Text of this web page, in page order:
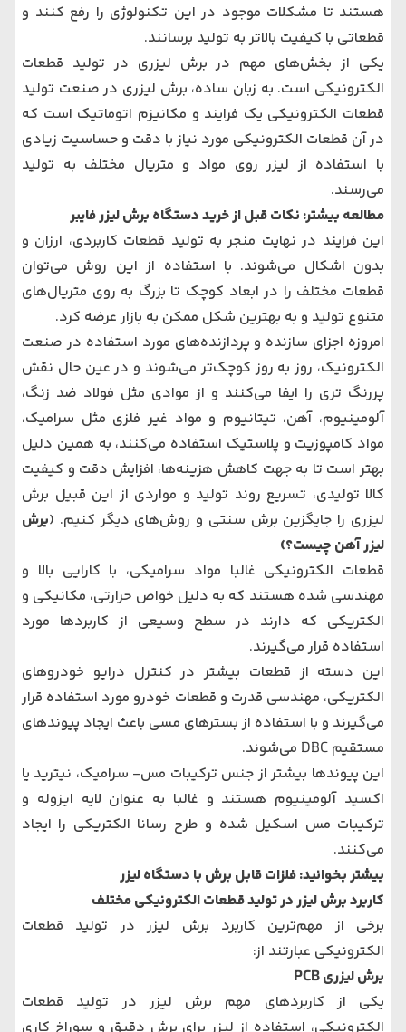
هستند تا مشکلات موجود در این تکنولوژی را رفع کنند و
قطعاتی با کیفیت بالاتر به تولید برسانند.
یکی از بخش‌های مهم در برش لیزری در تولید قطعات
الکترونیکی است. به زبان ساده، برش لیزری در صنعت تولید
قطعات الکترونیکی یک فرایند و مکانیزم اتوماتیک است که
در آن قطعات الکترونیکی مورد نیاز با دقت و حساسیت زیادی
با استفاده از لیزر روی مواد و متریال مختلف به تولید
می‌رسند.
مطالعه بیشتر: نکات قبل از خرید دستگاه برش لیزر فایبر
این فرایند در نهایت منجر به تولید قطعات کاربردی، ارزان و
بدون اشکال می‌شوند. با استفاده از این روش می‌توان
قطعات مختلف را در ابعاد کوچک تا بزرگ به روی متریال‌های
متنوع تولید و به بهترین شکل ممکن به بازار عرضه کرد.
امروزه اجزای سازنده و پردازنده‌های مورد استفاده در صنعت
الکترونیک، روز به روز کوچک‌تر می‌شوند و در عین حال نقش
پررنگ تری را ایفا می‌کنند و از موادی مثل فولاد ضد زنگ،
آلومینیوم، آهن، تیتانیوم و مواد غیر فلزی مثل سرامیک،
مواد کامپوزیت و پلاستیک استفاده می‌کنند، به همین دلیل
بهتر است تا به جهت کاهش هزینه‌ها، افزایش دقت و کیفیت
کالا تولیدی، تسریع روند تولید و مواردی از این قبیل برش
لیزری را جایگزین برش سنتی و روش‌های دیگر کنیم. (برش
لیزر آهن چیست؟)
قطعات الکترونیکی غالبا مواد سرامیکی، با کارایی بالا و
مهندسی شده هستند که به دلیل خواص حرارتی، مکانیکی و
الکتریکی که دارند در سطح وسیعی از کاربردها مورد
استفاده قرار می‌گیرند.
این دسته از قطعات بیشتر در کنترل درایو خودروهای
الکتریکی، مهندسی قدرت و قطعات خودرو مورد استفاده قرار
می‌گیرند و با استفاده از بسترهای مسی باعث ایجاد پیوند‌های
مستقیم DBC می‌شوند.
این پیوندها بیشتر از جنس ترکیبات مس- سرامیک، نیترید یا
اکسید آلومینیوم هستند و غالبا به عنوان لایه ایزوله و
ترکیبات مس اسکیل شده و طرح رسانا الکتریکی را ایجاد
می‌کنند.
بیشتر بخوانید: فلزات قابل برش با دستگاه لیزر
کاربرد برش لیزر در تولید قطعات الکترونیکی مختلف
برخی از مهم‌ترین کاربرد برش لیزر در تولید قطعات
الکترونیکی عبارتند از:
برش لیزری PCB
یکی از کاربردهای مهم برش لیزر در تولید قطعات